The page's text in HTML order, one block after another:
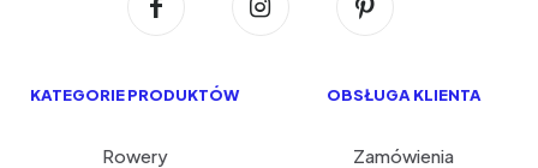
KATEGORIE PRODUKTÓW
Rowery
OBSŁUGA KLIENTA
Zamówienia